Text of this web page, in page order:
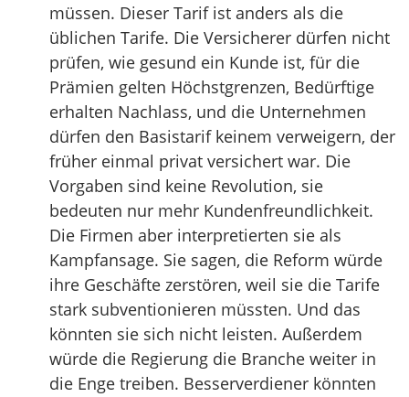
müssen. Dieser Tarif ist anders als die
üblichen Tarife. Die Versicherer dürfen nicht
prüfen, wie gesund ein Kunde ist, für die
Prämien gelten Höchstgrenzen, Bedürftige
erhalten Nachlass, und die Unternehmen
dürfen den Basistarif keinem verweigern, der
früher einmal privat versichert war. Die
Vorgaben sind keine Revolution, sie
bedeuten nur mehr Kundenfreundlichkeit.
Die Firmen aber interpretierten sie als
Kampfansage. Sie sagen, die Reform würde
ihre Geschäfte zerstören, weil sie die Tarife
stark subventionieren müssten. Und das
könnten sie sich nicht leisten. Außerdem
würde die Regierung die Branche weiter in
die Enge treiben. Besserverdiener könnten